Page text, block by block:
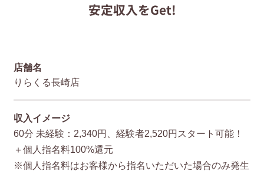
安定収入をGet!
店舗名
りらくる長崎店
収入イメージ
60分 未経験：2,340円、経験者2,520円スタート可能！
＋個人指名料100%還元
※個人指名料はお客様から指名いただいた場合のみ発生